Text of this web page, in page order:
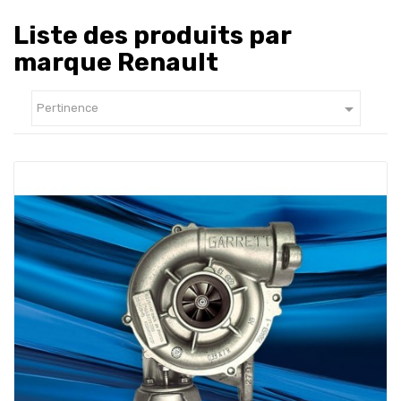
Liste des produits par
marque Renault
Pertinence 